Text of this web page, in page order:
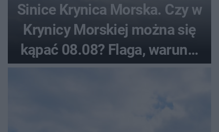
Sinice Krynica Morska. Czy w
Krynicy Morskiej można się
kąpać 08.08? Flaga, warunki
pogodowe